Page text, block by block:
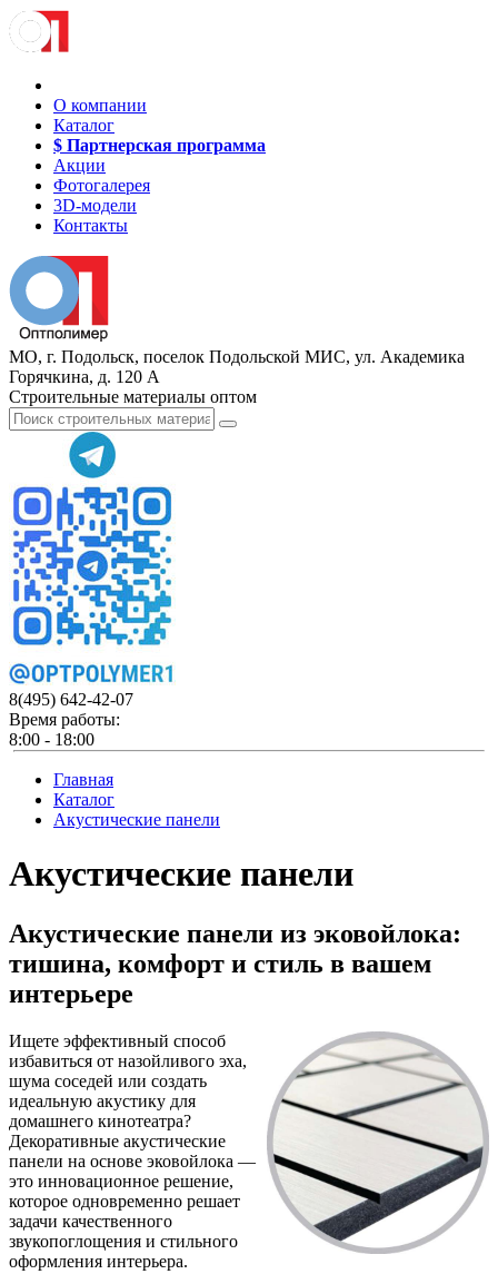
О компании
Каталог
$ Партнерская программа
Акции
Фотогалерея
3D-модели
Контакты
МО, г. Подольск, поселок Подольской МИС, ул. Академика
Горячкина, д. 120 А
Строительные материалы оптом
8(495) 642-42-07
Время работы:
8:00 - 18:00
Главная
Каталог
Акустические панели
Акустические панели
Акустические панели из эковойлока:
тишина, комфорт и стиль в вашем
интерьере
Ищете эффективный способ
избавиться от назойливого эха,
шума соседей или создать
идеальную акустику для
домашнего кинотеатра?
Декоративные акустические
панели на основе эковойлока —
это инновационное решение,
которое одновременно решает
задачи качественного
звукопоглощения и стильного
оформления интерьера.